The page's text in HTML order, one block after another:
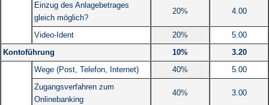
Einzug des Anlagebetrages
gleich möglich?
20% 4.00
Video-Ident 20%
5.00
Kontoführung
10%
3.20
Wege (Post, Telefon, Internet)
40%
5.00
Zugangsverfahren zum
Onlinebanking
40% 3.00